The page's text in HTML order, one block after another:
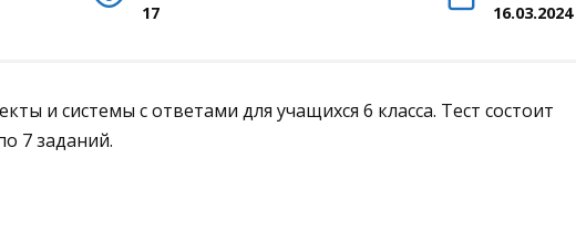
17 16.03.2024
и системы с ответами для учащихся 6 класса. Тест состоит
7 заданий.